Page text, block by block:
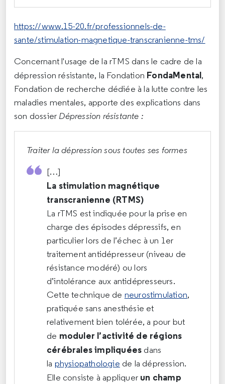
https://www.15-20.fr/professionnels-de-
sante/stimulation-magnetique-transcranienne-tms/
Concernant l'usage de la rTMS dans le cadre de la
dépression résistante, la Fondation FondaMental,
Fondation de recherche dédiée à la lutte contre les
maladies mentales, apporte des explications dans
son dossier Dépression résistante :
Traiter la dépression sous toutes ses formes
[…]
La stimulation magnétique
transcranienne (RTMS)
La rTMS est indiquée pour la prise en
charge des épisodes dépressifs, en
particulier lors de l’échec à un 1er
traitement antidépresseur (niveau de
résistance modéré) ou lors
d’intolérance aux antidépresseurs.
Cette technique de neurostimulation,
pratiquée sans anesthésie et
relativement bien tolérée, a pour but
de moduler l’activité de régions
cérébrales impliquées dans
la physiopathologie de la dépression.
Elle consiste à appliquer un champ